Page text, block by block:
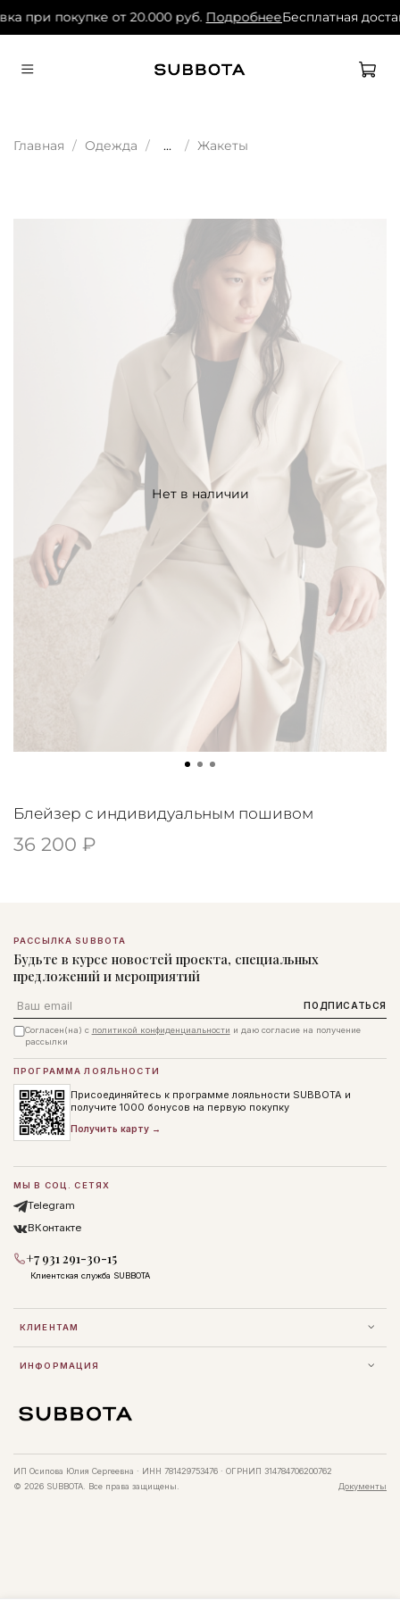
при покупке от 20.000 руб. ПодробнееБесплатная
Главная Одежда ... Жакеты
Нет в наличии
Блейзер с индивидуальным пошивом
36 200 ₽
РАССЫЛКА SUBBOTA
Будьте в курсе новостей проекта, специальных
предложений и мероприятий
Email ПОДПИСАТЬСЯ
Согласен(на) с политикой конфиденциальности и даю согласие на получение
рассылки
КЛИЕНТАМ
ИНФОРМАЦИЯ
ПРОГРАММА ЛОЯЛЬНОСТИ
Присоединяйтесь к программе лояльности SUBBOTA и
получите 1000 бонусов на первую покупку
Получить карту →
МЫ В СОЦ. СЕТЯХ
Telegram
ВКонтакте
+7 931 291-30-15
Клиентская служба SUBBOTA
ИП Осипова Юлия Сергеевна · ИНН 781429753476 · ОГРНИП 314784706200762
© 2026 SUBBOTA. Все права защищены.
Документы